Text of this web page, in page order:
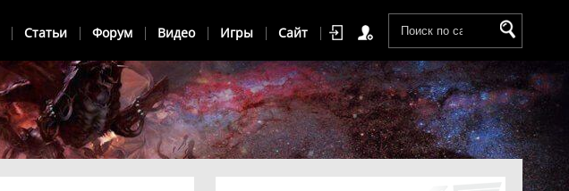
Статьи Форум Видео Игры Сайт